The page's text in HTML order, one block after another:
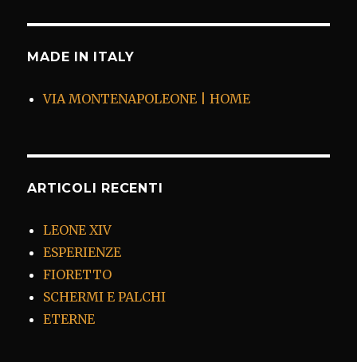
MADE IN ITALY
VIA MONTENAPOLEONE | HOME
ARTICOLI RECENTI
LEONE XIV
ESPERIENZE
FIORETTO
SCHERMI E PALCHI
ETERNE